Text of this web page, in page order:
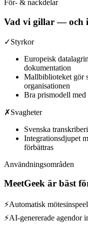
För- & nackdelar
Vad vi gillar — och
✓Styrkor
Europeisk
dokumentation
Mallbiblioteket gör
organisationen
Bra prismodell med
✗Svagheter
Svenska
Integrationsdjupet
förbättras
Användningsområden
MeetGeek är bäst
⚡Automatisk
⚡AI-genererade agendor